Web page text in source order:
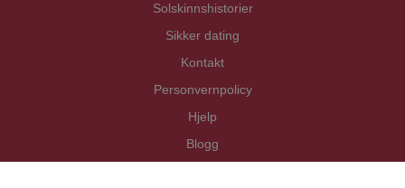
Solskinnshistorier
Sikker dating
Kontakt
Personvernpolicy
Hjelp
Blogg